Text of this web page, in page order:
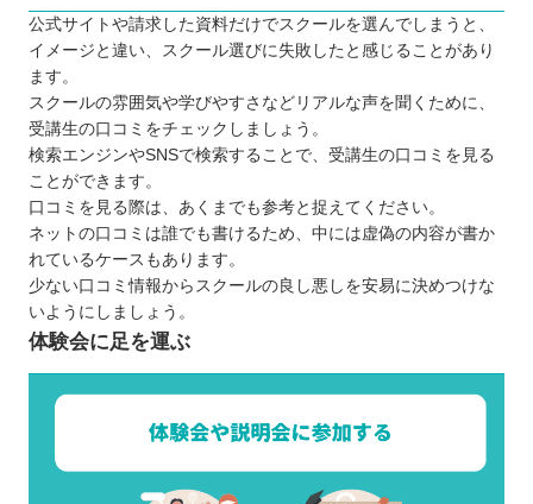
公式サイトや請求した資料だけでスクールを選んでしまうと、
イメージと違い、スクール選びに失敗したと感じることがあり
ます。
スクールの雰囲気や学びやすさなどリアルな声を聞くために、
受講生の口コミをチェックしましょう。
検索エンジンやSNSで検索することで、受講生の口コミを見る
ことができます。
口コミを見る際は、あくまでも参考と捉えてください。
ネットの口コミは誰でも書けるため、中には虚偽の内容が書か
れているケースもあります。
少ない口コミ情報からスクールの良し悪しを安易に決めつけな
いようにしましょう。
体験会に足を運ぶ